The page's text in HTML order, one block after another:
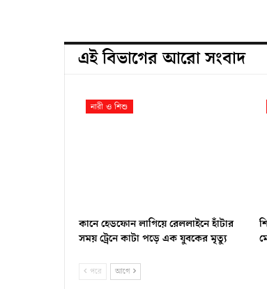
এই বিভাগের আরো সংবাদ
নারী ও শিশু
কানে হেডফোন লাগিয়ে রেললাইনে হাঁটার
সময় ট্রেনে কাটা পড়ে এক যুবকের মৃত্যু
পরে আগে